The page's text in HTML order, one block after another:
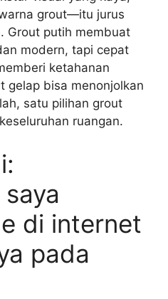
grout—itu jurus
Grout putih membuat
modern, tapi cepat
ketahanan
gelap bisa menonjolkan
satu pilihan grout
ruangan.
di internet
pada